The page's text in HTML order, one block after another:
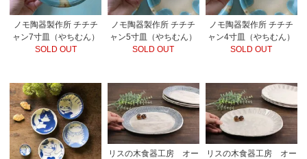
ノモ陶器製作所 チチチ
ャン7寸皿（やちむん）
SOLD OUT
ノモ陶器製作所 チチチ
ャン5寸皿（やちむん）
SOLD OUT
ノモ陶器製作所 チチチ
ャン4寸皿（やちむん）
SOLD OUT
リスの木食器工房 オー
リスの木食器工房 オー